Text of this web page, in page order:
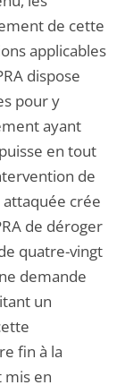
de cette
applicables
dispose
pour y
ayant
en tout
de
crée
de déroger
quatre-vingt
demande
un
fin à la
en